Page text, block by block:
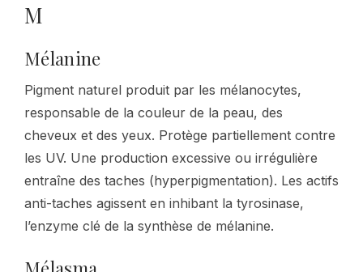
M
Mélanine
Pigment naturel produit par les mélanocytes,
responsable de la couleur de la peau, des
cheveux et des yeux. Protège partiellement contre
les UV. Une production excessive ou irrégulière
entraîne des taches (hyperpigmentation). Les actifs
anti-taches agissent en inhibant la tyrosinase,
l’enzyme clé de la synthèse de mélanine.